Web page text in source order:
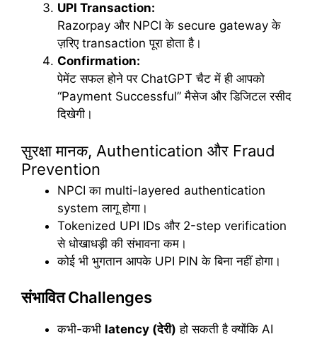
UPI Transaction:
Razorpay और NPCI के secure gateway के
ज़रिए transaction पूरा होता है।
Confirmation:
पेमेंट सफल होने पर ChatGPT चैट में ही आपको
“Payment Successful” मैसेज और डिजिटल रसीद
दिखेगी।
सुरक्षा मानक, Authentication और Fraud
Prevention
NPCI का multi-layered authentication
system लागू होगा।
Tokenized UPI IDs और 2-step verification
से धोखाधड़ी की संभावना कम।
कोई भी भुगतान आपके UPI PIN के बिना नहीं होगा।
संभावित Challenges
कभी-कभी latency (देरी) हो सकती है क्योंकि AI